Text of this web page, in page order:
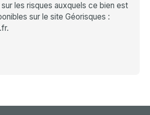
les risques auxquels ce bien est
sur le site Géorisques :